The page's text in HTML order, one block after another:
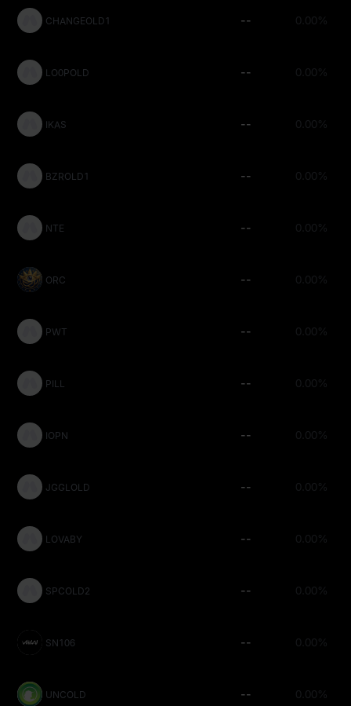
CHANGEOLD1 -- 0.00%
LO0POLD -- 0.00%
IKAS -- 0.00%
BZROLD1 -- 0.00%
NTE -- 0.00%
ORC -- 0.00%
PWT -- 0.00%
PILL -- 0.00%
IOPN -- 0.00%
JGGLOLD -- 0.00%
LOVABY -- 0.00%
SPCOLD2 -- 0.00%
SN106 -- 0.00%
UNCOLD -- 0.00%